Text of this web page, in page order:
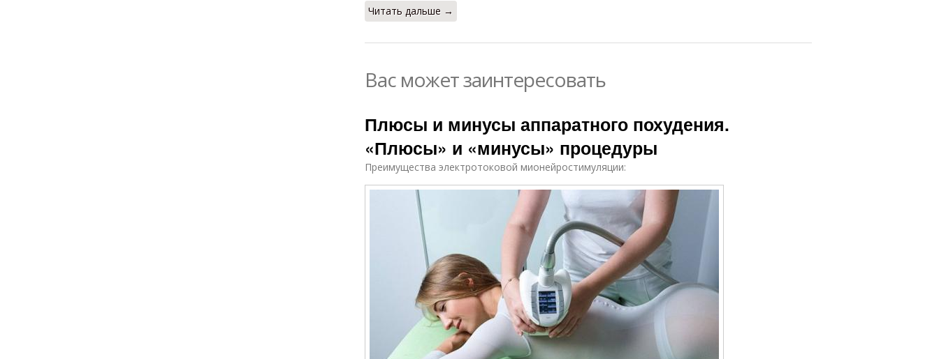
Читать дальше →
Вас может заинтересовать
Плюсы и минусы аппаратного похудения.
«Плюсы» и «минусы» процедуры
Преимущества электротоковой мионейростимуляции: